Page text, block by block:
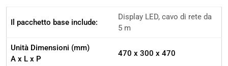
Il pacchetto base include:
Display LED, cavo di rete da
5 m
Unità Dimensioni (mm)
A x L x P
470 x 300 x 470